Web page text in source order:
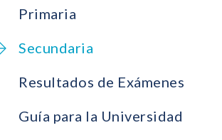
Primaria
Secundaria
Resultados de Exámenes
Guía para la Universidad